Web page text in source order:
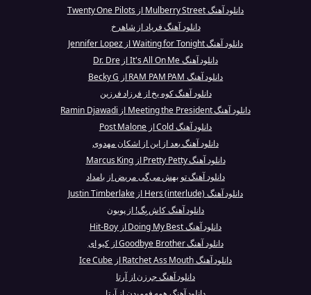
دانلود آهنگ Mulberry Street از Twenty One Pilots
دانلود آهنگ فریاد از شاهرخ
دانلود آهنگ Waiting for Tonight از Jennifer Lopez
دانلود آهنگ It's All On Me از Dr. Dre
دانلود آهنگ RAM PAM PAM از Becky G
دانلود آهنگ کوه یخ از فرزاد فرزین
دانلود آهنگ Meeting the President از Ramin Djawadi
دانلود آهنگ Cold از Post Malone
دانلود آهنگ بعد از این از اشکان مهدوی
دانلود آهنگ Pretty Petty از Marcus King
دانلود آهنگ تو بهش می‌گی مریض از بامداد
دانلود آهنگ Hers (interlude) از Justin Timberlake
دانلود آهنگ کاش بِگ! از پوبون
دانلود آهنگ Doing My Best از Hit-Boy
دانلود آهنگ Goodbye Brother از کیو ای
دانلود آهنگ Ratchet Ass Mouth از Ice Cube
دانلود آهنگ جرزن از آرتا